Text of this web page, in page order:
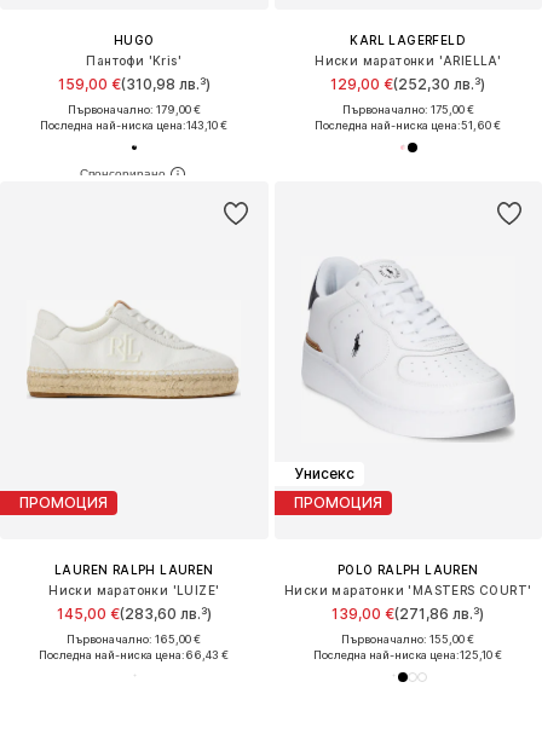
HUGO
Пантофи 'Kris'
159,00 €(310,98 лв.³)
Първоначално: 179,00 €
Последна най-ниска цена:143,10 €
KARL LAGERFELD
Ниски маратонки 'ARIELLA'
129,00 €(252,30 лв.³)
Първоначално: 175,00 €
Последна най-ниска цена:51,60 €
ПРОМОЦИЯ
LAUREN RALPH LAUREN
Ниски маратонки 'LUIZE'
145,00 €(283,60 лв.³)
Първоначално: 165,00 €
Последна най-ниска цена:66,43 €
Унисекс
ПРОМОЦИЯ
POLO RALPH LAUREN
Ниски маратонки 'MASTERS COURT'
139,00 €(271,86 лв.³)
Първоначално: 155,00 €
Последна най-ниска цена:125,10 €